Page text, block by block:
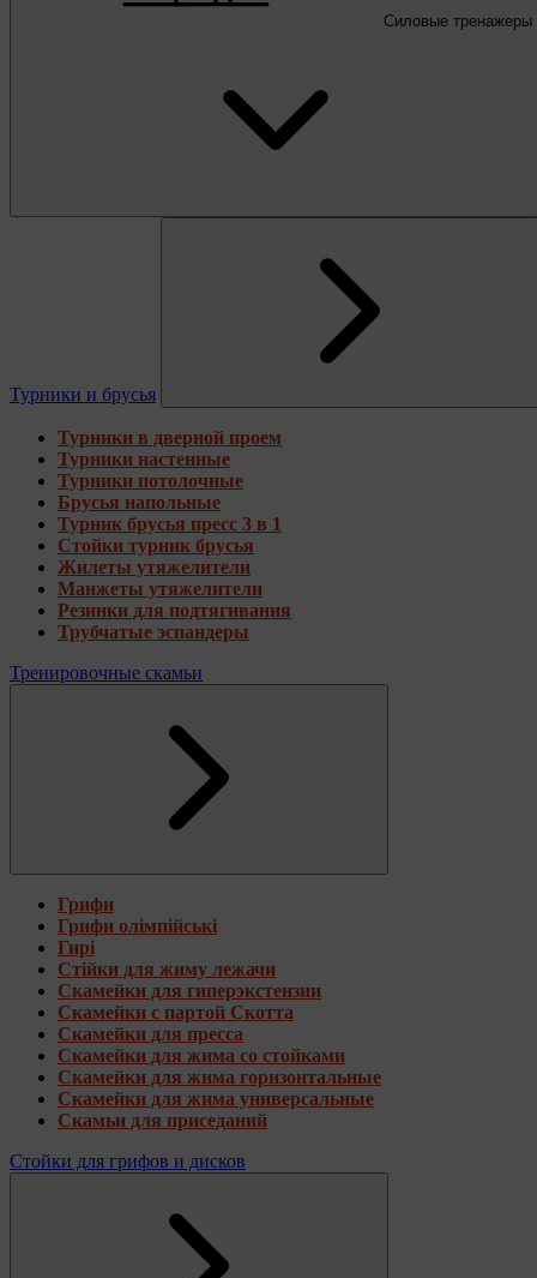
Силовые тренажеры
Турники и брусья
Турники в дверной проем
Турники настенные
Турники потолочные
Брусья напольные
Турник брусья пресс 3 в 1
Стойки турник брусья
Жилеты утяжелители
Манжеты утяжелители
Резинки для подтягивания
Трубчатые эспандеры
Тренировочные скамьи
Грифи
Грифи олімпійські
Гирі
Стійки для жиму лежачи
Скамейки для гиперэкстензии
Скамейки с партой Скотта
Скамейки для пресса
Скамейки для жима со стойками
Скамейки для жима горизонтальные
Скамейки для жима универсальные
Скамьи для приседаний
Стойки для грифов и дисков